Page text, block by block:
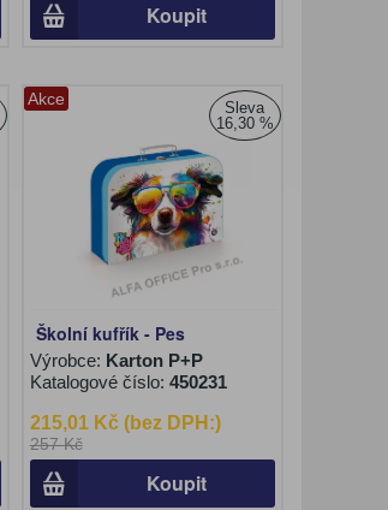
Koupit
Akce
Sleva
16,30 %
Školní kufřík - Pes
Výrobce: Karton P+P
Katalogové číslo: 450231
215,01 Kč (bez DPH:)
257 Kč
Koupit